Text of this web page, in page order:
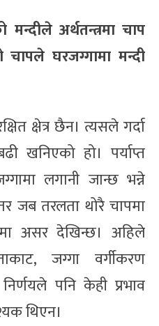
अर्थतन्त्रमा चाप
चापले घरजग्गामा मन्दी
क्षेत्र छैन। त्यसले गर्दा
खनिएको हो। पर्याप्त
लगानी जान्छ भन्ने
जब तरलता थोरै चापमा
असर देखिन्छ। अहिले
जग्गा वर्गीकरण
पनि केही प्रभाव
थिएन।